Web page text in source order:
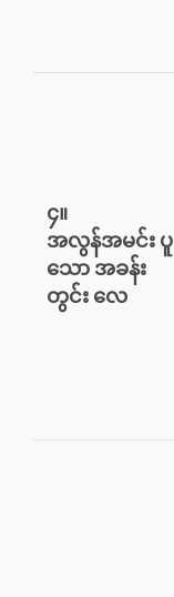
၄။
အလွန်အမင်း ပူ
သော အခန်း
တွင်း လေ